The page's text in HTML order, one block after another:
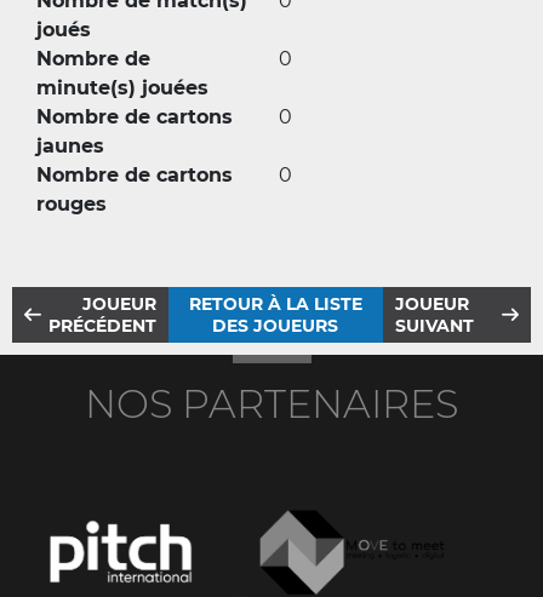
joués
Nombre de
minute(s) jouées
0
Nombre de cartons
jaunes
0
Nombre de cartons
rouges
0
JOUEUR
PRÉCÉDENT
RETOUR À LA LISTE
DES JOUEURS
JOUEUR
SUIVANT
NOS PARTENAIRES